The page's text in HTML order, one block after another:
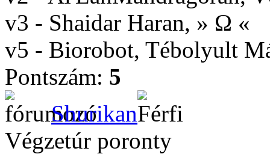
v3 - Shaidar Haran, » Ω «
v5 - Biorobot, Tébolyult
Pontszám: 5
Shurikan
Végzetúr poronty